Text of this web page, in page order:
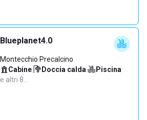
Blueplanet4.0
Montecchio Precalcino
Cabine· Doccia calda· Piscina·
e altri 8…